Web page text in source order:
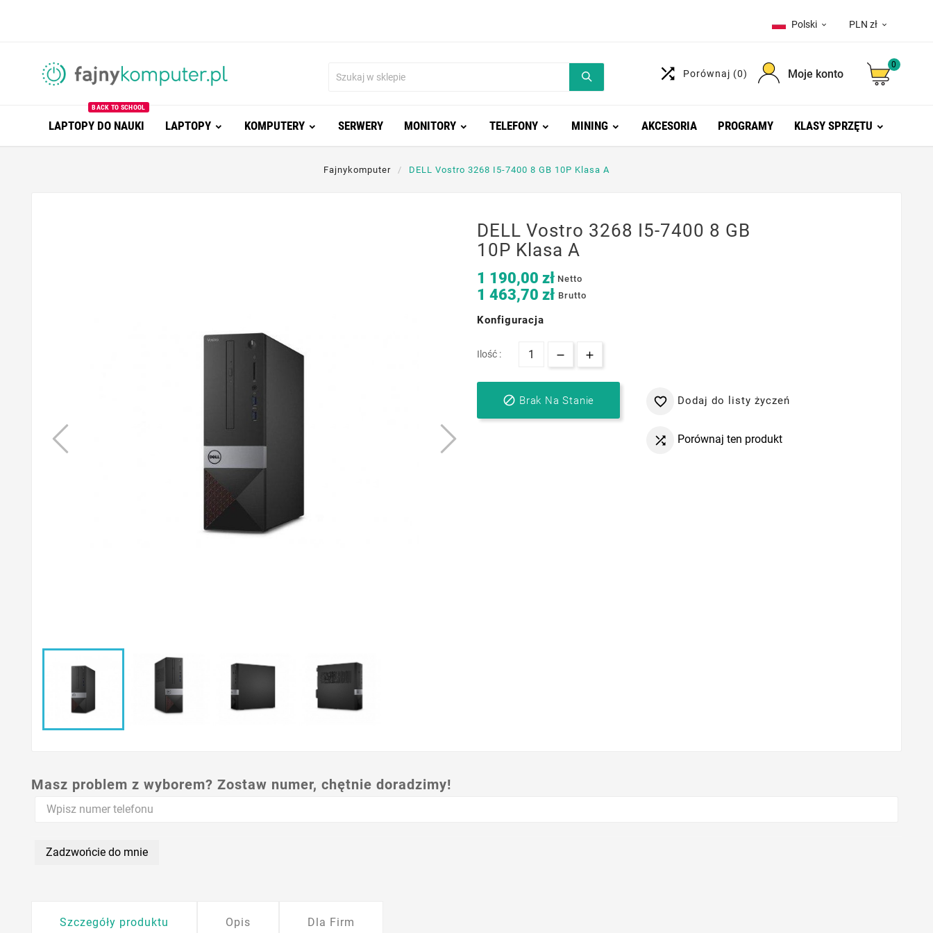
Polski  PLN zł 
 Porównaj (0) Moje konto
0
LAPTOPY DO NAUKI
BACK TO SCHOOL
LAPTOPY KOMPUTERY SERWERY MONITORY TELEFONY MINING AKCESORIA PROGRAMY KLASY SPRZĘTU
Fajnykomputer DELL Vostro 3268 I5-7400 8 GB 10P Klasa A
DELL Vostro 3268 I5-7400 8 GB
10P Klasa A
1 190,00 zł Netto
1 463,70 zł Brutto
Konfiguracja
Ilość :
 Brak Na Stanie  Dodaj do listy życzeń
 Porównaj ten produkt
Masz problem z wyborem? Zostaw numer, chętnie doradzimy!
Zadzwońcie do mnie
Szczegóły produktu Opis Dla Firm